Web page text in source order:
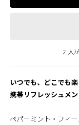
2 人
いつでも、どこでも
携帯リフレッシュメ
ペパーミント・フィ